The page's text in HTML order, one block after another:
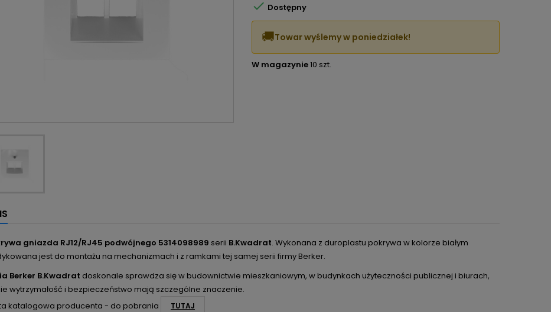
 Dostępny
🚚Towar wyślemy w poniedziałek!
W magazynie10 szt.
gniazda RJ12/RJ45 podwójnego 5314098989 serii B.Kwadrat. Wykonana z duroplastu pokrywa w kolorze białym
jest do montażu na mechanizmach i z ramkami tej samej serii firmy Berker.
Berker B.Kwadrat doskonale sprawdza się w budownictwie mieszkaniowym, w budynkach użyteczności publicznej i biurach,
wytrzymałość i bezpieczeństwo mają szczególne znaczenie.
katalogowa producenta - do pobrania
TUTAJ